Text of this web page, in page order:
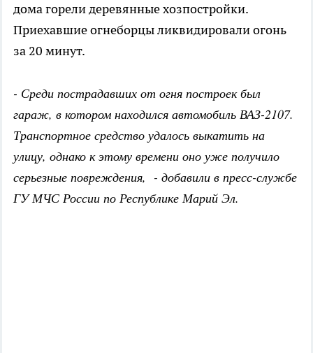
дома горели деревянные хозпостройки.
Приехавшие огнеборцы ликвидировали огонь
за 20 минут.
- Среди пострадавших от огня построек был
гараж, в котором находился автомобиль ВАЗ-2107.
Транспортное средство удалось выкатить на
улицу, однако к этому времени оно уже получило
серьезные повреждения, - добавили в пресс-службе
ГУ МЧС России по Республике Марий Эл.